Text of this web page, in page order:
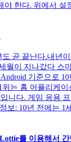
야 한다. 위에서 설
도 곧 끝난다.내년
월이 지나갔다 스
기준으로
위는 홈 어플리케
니다. 게임 응용
보: 10년 전에는 1
를 이용해서